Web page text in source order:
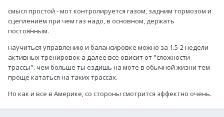
смысл простой - мот контролируется газом, задним тормозом и
сцеплением при чем газ надо, в основном, держать
постоянным.
научиться управлению и балансировке можно за 1.5-2 недели
активных тренировок а далее все овисит от "сложности
трассы". чем больше ты ездишь на моте в обычной жизни тем
проще кататься на таких трассах.
Но как и все в Америке, со стороны смотрится эффектно очень.